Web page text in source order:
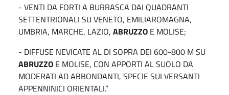
- VENTI DA FORTI A BURRASCA DAI QUADRANTI
SETTENTRIONALI SU VENETO, EMILIAROMAGNA,
UMBRIA, MARCHE, LAZIO, ABRUZZO E MOLISE;
- DIFFUSE NEVICATE AL DI SOPRA DEI 600-800 M SU
ABRUZZO E MOLISE, CON APPORTI AL SUOLO DA
MODERATI AD ABBONDANTI, SPECIE SUI VERSANTI
APPENNINICI ORIENTALI.”